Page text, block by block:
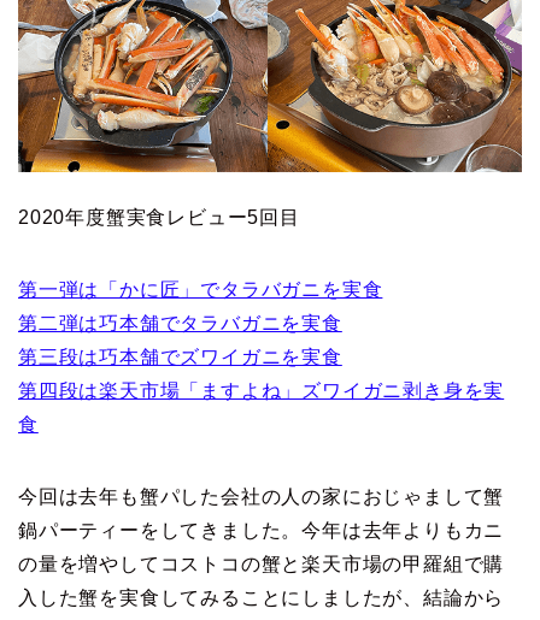
2020年度蟹実食レビュー5回目
第一弾は「かに匠」でタラバガニを実食
第二弾は巧本舗でタラバガニを実食
第三段は巧本舗でズワイガニを実食
第四段は楽天市場「ますよね」ズワイガニ剥き身を実
食
今回は去年も蟹パした会社の人の家におじゃまして蟹
鍋パーティーをしてきました。今年は去年よりもカニ
の量を増やしてコストコの蟹と楽天市場の甲羅組で購
入した蟹を実食してみることにしましたが、結論から